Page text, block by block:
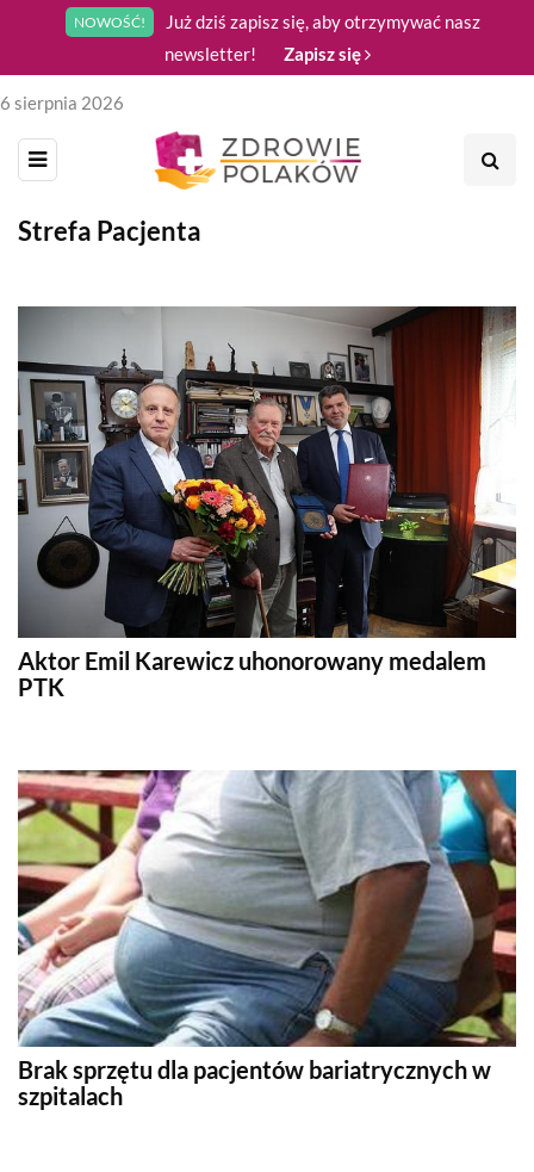
NOWOŚĆ!
Już dziś zapisz się, aby otrzymywać nasz
newsletter!
Zapisz się
6 sierpnia 2026
Strefa Pacjenta
Aktor Emil Karewicz uhonorowany medalem
PTK
Brak sprzętu dla pacjentów bariatrycznych w
szpitalach